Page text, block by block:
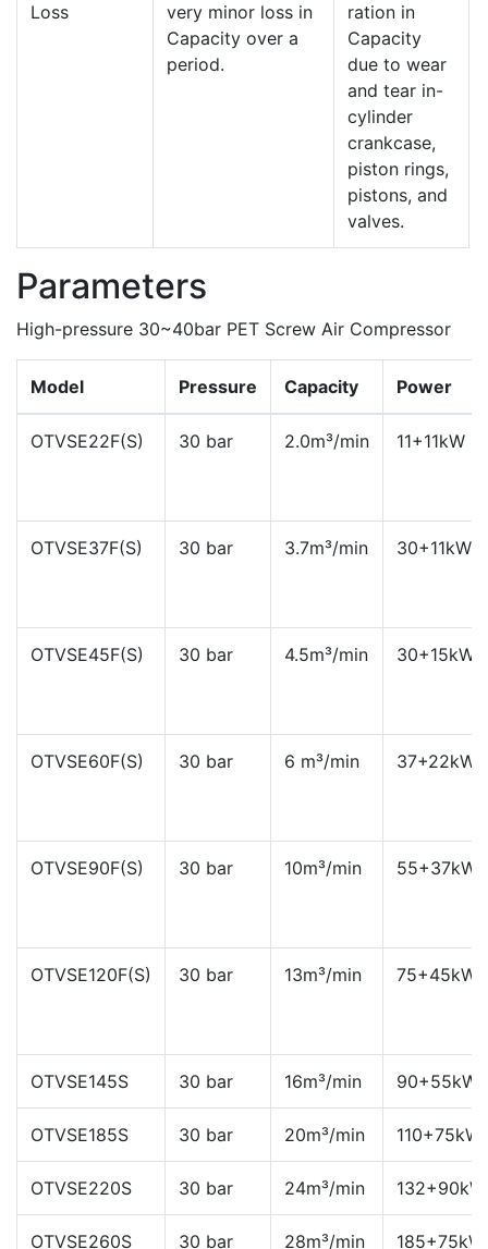
Loss
very minor loss in
Capacity over a
period.
ration in
Capacity
due to wear
and tear in-
cylinder
crankcase,
piston rings,
pistons, and
valves.
Parameters
High-pressure 30~40bar PET Screw Air Compressor
Model Pressure Capacity Power
OTVSE22F(S) 30 bar 2.0m³/min 11+11kW
OTVSE37F(S) 30 bar 3.7m³/min 30+11kW
OTVSE45F(S) 30 bar 4.5m³/min 30+15kW
OTVSE60F(S) 30 bar 6 m³/min 37+22kW
OTVSE90F(S) 30 bar 10m³/min 55+37kW
OTVSE120F(S) 30 bar 13m³/min 75+45kW
OTVSE145S 30 bar 16m³/min 90+55kW
OTVSE185S 30 bar 20m³/min 110+75kW
OTVSE220S 30 bar 24m³/min 132+90kW
OTVSE260S 30 bar 28m³/min 185+75kW